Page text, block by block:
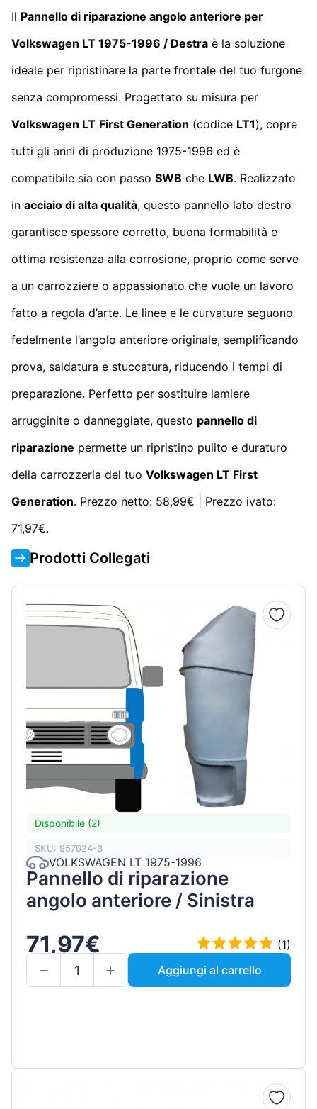
Il Pannello di riparazione angolo anteriore per
Volkswagen LT 1975-1996 / Destra è la soluzione
ideale per ripristinare la parte frontale del tuo furgone
senza compromessi. Progettato su misura per
Volkswagen LT First Generation (codice LT1), copre
tutti gli anni di produzione 1975-1996 ed è
compatibile sia con passo SWB che LWB. Realizzato
in acciaio di alta qualità, questo pannello lato destro
garantisce spessore corretto, buona formabilità e
ottima resistenza alla corrosione, proprio come serve
a un carrozziere o appassionato che vuole un lavoro
fatto a regola d’arte. Le linee e le curvature seguono
fedelmente l’angolo anteriore originale, semplificando
prova, saldatura e stuccatura, riducendo i tempi di
preparazione. Perfetto per sostituire lamiere
arrugginite o danneggiate, questo pannello di
riparazione permette un ripristino pulito e duraturo
della carrozzeria del tuo Volkswagen LT First
Generation. Prezzo netto: 58,99€ | Prezzo ivato:
71,97€.
Prodotti Collegati
Disponibile (2)
SKU: 957024-3
VOLKSWAGEN LT 1975-1996
Pannello di riparazione
angolo anteriore / Sinistra
71,97€
(1)
Aggiungi al carrello